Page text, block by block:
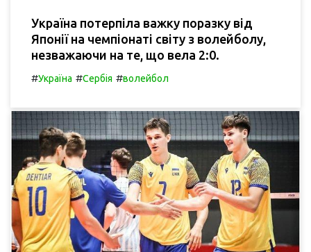
Україна потерпіла важку поразку від
Японії на чемпіонаті світу з волейболу,
незважаючи на те, що вела 2:0.
#Україна #Сербія #волейбол